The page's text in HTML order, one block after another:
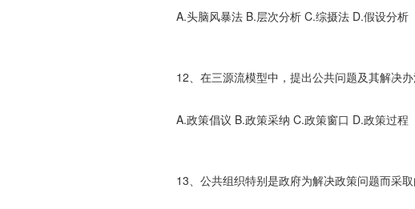
A.头脑风暴法 B.层次分析 C.综摄法 D.假设分析
12、在三源流模型中，提出公共问题及其解决办
A.政策倡议 B.政策采纳 C.政策窗口 D.政策过程
13、公共组织特别是政府为解决政策问题而采取